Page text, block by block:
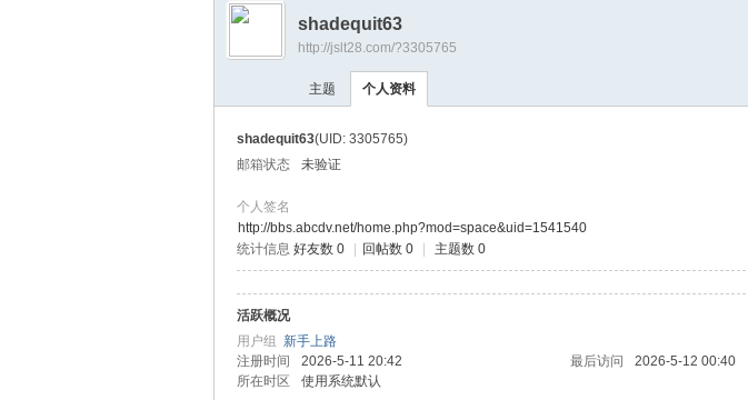
›
shadequit63
http://jslt28.com/?3305765
主题 个人资料
shadequit63(UID: 3305765)
邮箱状态
未验证
个人签名
http://bbs.abcdv.net/home.php?mod=space&uid=1541540
统计信息 好友数 0 回帖数 0 主题数 0
活跃概况
用户组 新手上路
注册时间
2026-5-11 20:42 最后访问 2026-5-12 00:40
所在时区
使用系统默认